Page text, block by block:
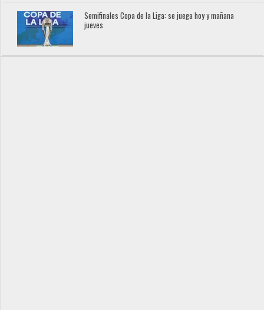
Semifinales Copa de la Liga: se juega hoy y mañana
jueves